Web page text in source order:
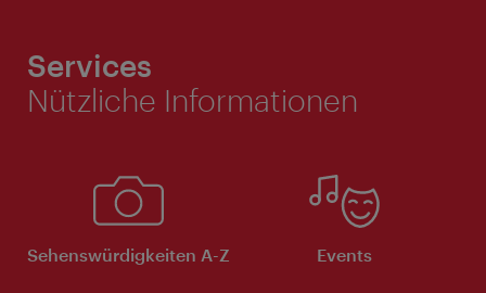
Services
Nützliche Informationen
Sehenswürdigkeiten A-Z Events